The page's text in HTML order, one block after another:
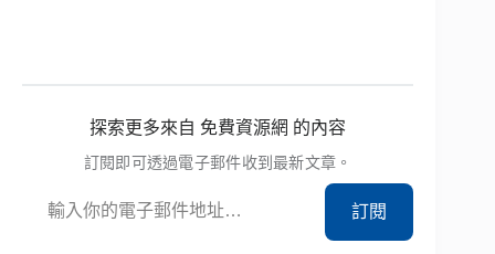
探索更多來自 免費資源網 的內容
訂閱即可透過電子郵件收到最新文章。
訂閱